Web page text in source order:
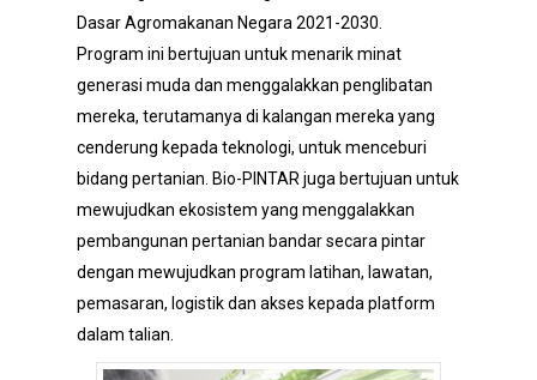
Dasar Agromakanan Negara 2021-2030.
Program ini bertujuan untuk menarik minat
generasi muda dan menggalakkan penglibatan
mereka, terutamanya di kalangan mereka yang
cenderung kepada teknologi, untuk menceburi
bidang pertanian. Bio-PINTAR juga bertujuan untuk
mewujudkan ekosistem yang menggalakkan
pembangunan pertanian bandar secara pintar
dengan mewujudkan program latihan, lawatan,
pemasaran, logistik dan akses kepada platform
dalam talian.